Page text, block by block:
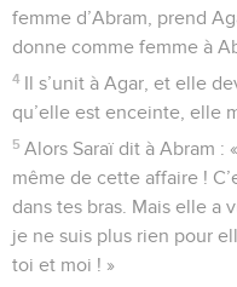
femme d’Abram, prend
donne comme femme à
4 Il s’unit à Agar, et elle
qu’elle est enceinte, elle
5 Alors Saraï dit à Abram :
même de cette affaire !
dans tes bras. Mais elle a
je ne suis plus rien pour
toi et moi ! »